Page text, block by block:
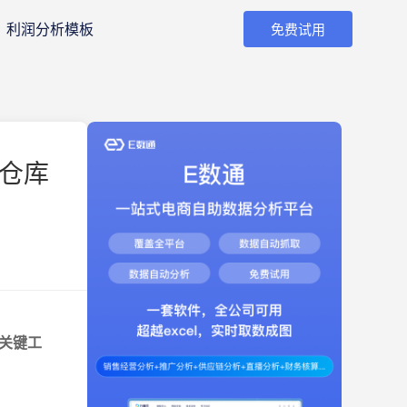
利润分析模板 免费试用
库
键工